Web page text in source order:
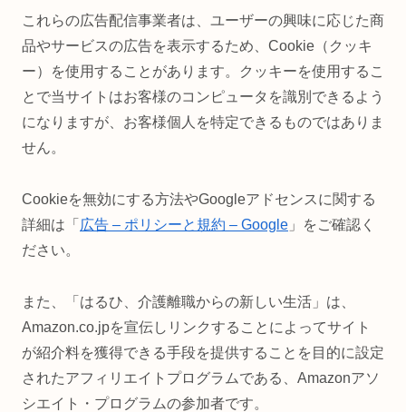
これらの広告配信事業者は、ユーザーの興味に応じた商
品やサービスの広告を表示するため、Cookie（クッキ
ー）を使用することがあります。クッキーを使用するこ
とで当サイトはお客様のコンピュータを識別できるよう
になりますが、お客様個人を特定できるものではありま
せん。
Cookieを無効にする方法やGoogleアドセンスに関する
詳細は「 広告 – ポリシーと規約 – Google 」をご確認く
ださい。
また、「はるひ、介護離職からの新しい生活」は、
Amazon.co.jpを宣伝しリンクすることによってサイト
が紹介料を獲得できる手段を提供することを目的に設定
されたアフィリエイトプログラムである、Amazonアソ
シエイト・プログラムの参加者です。